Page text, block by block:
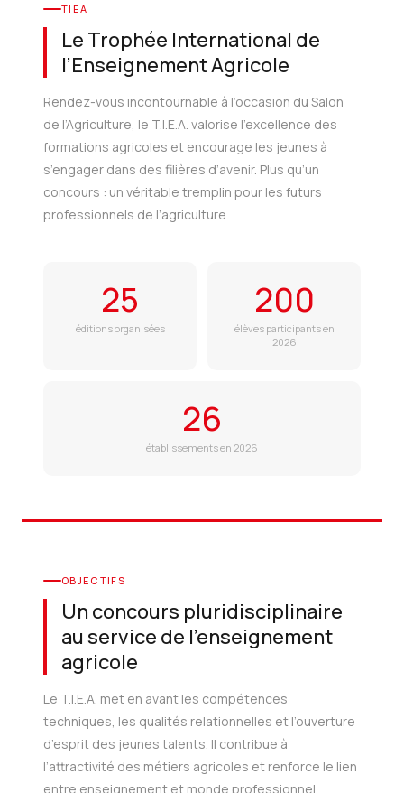
TIEA
Le Trophée International de
l’Enseignement Agricole
Rendez-vous incontournable à l’occasion du Salon
de l’Agriculture, le T.I.E.A. valorise l’excellence des
formations agricoles et encourage les jeunes à
s’engager dans des filières d’avenir. Plus qu’un
concours : un véritable tremplin pour les futurs
professionnels de l’agriculture.
25
éditions organisées
200
élèves participants en
2026
26
établissements en 2026
OBJECTIFS
Un concours pluridisciplinaire
au service de l’enseignement
agricole
Le T.I.E.A. met en avant les compétences
techniques, les qualités relationnelles et l’ouverture
d’esprit des jeunes talents. Il contribue à
l’attractivité des métiers agricoles et renforce le lien
entre enseignement et monde professionnel.